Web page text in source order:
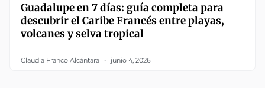
Guadalupe en 7 días: guía completa para
descubrir el Caribe Francés entre playas,
volcanes y selva tropical
Claudia Franco Alcántara junio 4, 2026